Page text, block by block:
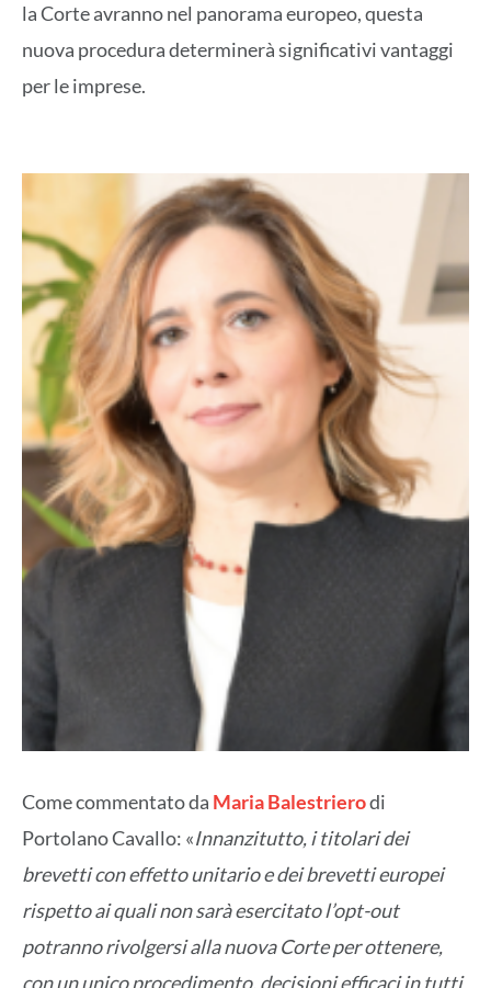
la Corte avranno nel panorama europeo, questa
nuova procedura determinerà significativi vantaggi
per le imprese.
Come commentato da Maria Balestrierodi
Portolano Cavallo: «Innanzitutto, i titolari dei
brevetti con effetto unitario e dei brevetti europei
rispetto ai quali non sarà esercitato l’opt-out
potranno rivolgersi alla nuova Corte per ottenere,
con un unico procedimento, decisioni efficaci in tutti